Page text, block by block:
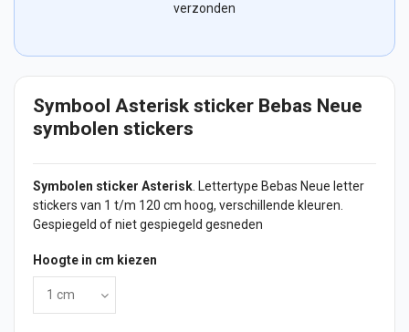
verzonden
Symbool Asterisk sticker Bebas Neue
symbolen stickers
Symbolen sticker Asterisk . Lettertype Bebas Neue letter
stickers van 1 t/m 120 cm hoog, verschillende kleuren.
Gespiegeld of niet gespiegeld gesneden
Hoogte in cm kiezen